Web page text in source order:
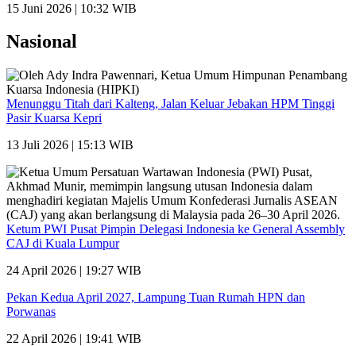
15 Juni 2026 | 10:32 WIB
Nasional
Menunggu Titah dari Kalteng, Jalan Keluar Jebakan HPM Tinggi
Pasir Kuarsa Kepri
13 Juli 2026 | 15:13 WIB
Ketum PWI Pusat Pimpin Delegasi Indonesia ke General Assembly
CAJ di Kuala Lumpur
24 April 2026 | 19:27 WIB
Pekan Kedua April 2027, Lampung Tuan Rumah HPN dan
Porwanas
22 April 2026 | 19:41 WIB